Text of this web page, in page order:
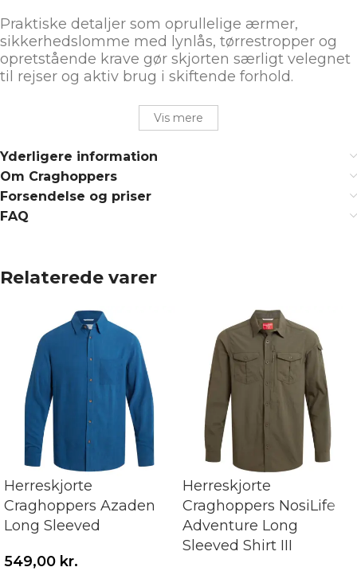
Praktiske detaljer som oprullelige ærmer,
sikkerhedslomme med lynlås, tørrestropper og
opretstående krave gør skjorten særligt velegnet
til rejser og aktiv brug i skiftende forhold.
Vis mere
Yderligere information
Om Craghoppers
Forsendelse og priser
FAQ
Relaterede varer
Herreskjorte
Craghoppers Azaden
Long Sleeved
549,00 kr.
Herreskjorte
Craghoppers NosiLife
Adventure Long
Sleeved Shirt III